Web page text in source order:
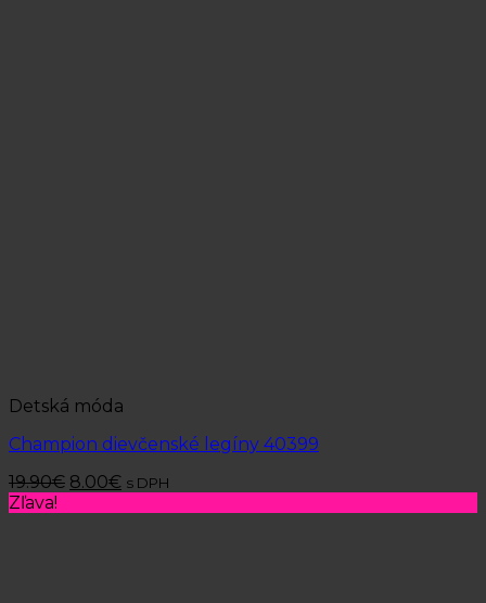
Detská móda
Champion dievčenské legíny 40399
19.90€ 8.00€ s DPH
Zľava!